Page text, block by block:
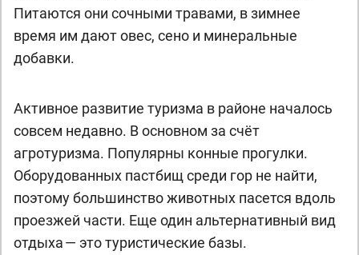
Питаются они сочными травами, в зимнее
время им дают овес, сено и минеральные
добавки.
Активное развитие туризма в районе началось
совсем недавно. В основном за счёт
агротуризма. Популярны конные прогулки.
Оборудованных пастбищ среди гор не найти,
поэтому большинство животных пасется вдоль
проезжей части. Еще один альтернативный вид
отдыха — это туристические базы.